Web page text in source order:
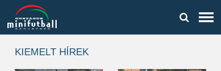
KIEMELT HÍREK